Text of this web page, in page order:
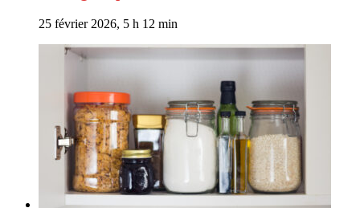
25 février 2026, 5 h 12 min